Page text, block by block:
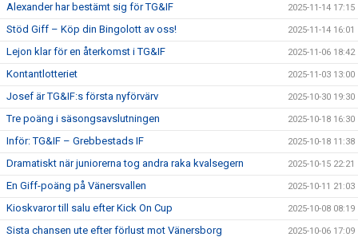
Alexander har bestämt sig för TG&IF 2025-11-14 17:15
Stöd Giff – Köp din Bingolott av oss! 2025-11-14 16:01
Lejon klar för en återkomst i TG&IF 2025-11-06 18:42
Kontantlotteriet 2025-11-03 13:00
Josef är TG&IF:s första nyförvärv 2025-10-30 19:30
Tre poäng i säsongsavslutningen 2025-10-18 16:30
Inför: TG&IF – Grebbestads IF 2025-10-18 11:38
Dramatiskt när juniorerna tog andra raka kvalsegern 2025-10-15 22:21
En Giff-poäng på Vänersvallen 2025-10-11 21:03
Kioskvaror till salu efter Kick On Cup 2025-10-08 08:19
Sista chansen ute efter förlust mot Vänersborg 2025-10-06 17:09